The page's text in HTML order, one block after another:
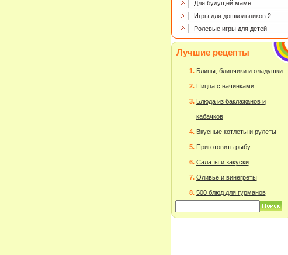
Для будущей маме
Игры для дошкольников 2
Ролевые игры для детей
Лучшие рецепты
Блины, блинчики и оладушки
Пицца с начинками
Блюда из баклажанов и
кабачков
Вкусные котлеты и рулеты
Приготовить рыбу
Салаты и закуски
Оливье и винегреты
500 блюд для гурманов